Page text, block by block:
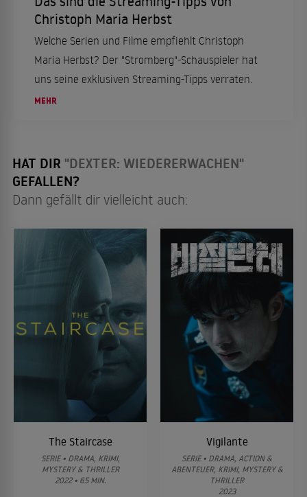
Christoph Maria Herbst
Welche Serien und Filme empfiehlt Christoph
Maria Herbst? Der "Stromberg"-Schauspieler hat
uns seine exklusiven Streaming-Tipps verraten.
MEHR
HAT DIR "DEXTER: WIEDERERWACHEN"
GEFALLEN?
Dann gefällt dir vielleicht auch:
The Staircase
SERIE • DRAMA, KRIMI,
MYSTERY & THRILLER
2022 • 65 MIN.
Vigilante
SERIE • DRAMA, ACTION &
ABENTEUER, KRIMI, MYSTERY &
THRILLER
2023